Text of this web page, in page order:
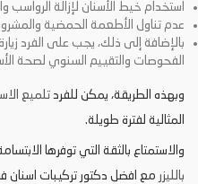
استخدام خيط الأسنان لإزالة الرواسب
عدم تناول الأطعمة الحمضية
بالإضافة إلى ذلك، يجب على الفرد
الفحوصات والتقييم السنوي لصحة
وبهذه الطريقة، يمكن للفرد تلميع
المثالية لفترة طويلة.
والاستمتاع بالثقة التي توفرها
بالليزر مع افضل دكتور تركيبات اسنان